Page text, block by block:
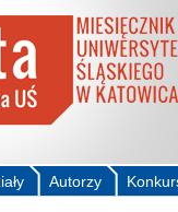
Autorzy